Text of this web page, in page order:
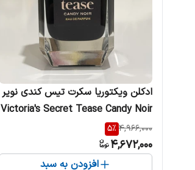
ادکلن ویکتوریا سکرت تیس کندی نویر
Victoria's Secret Tease Candy Noir
زنانه
4,966,000
5%
4,672,000
افزودن به سبد